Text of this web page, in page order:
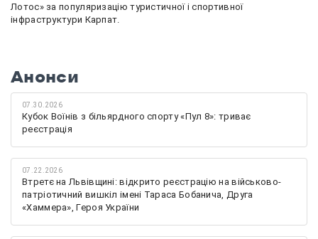
Лотос» за популяризацію туристичної і спортивної
інфраструктури Карпат.
Анонси
07.30.2026
Кубок Воїнів з більярдного спорту «Пул 8»: триває
реєстрація
07.22.2026
Втретє на Львівщині: відкрито реєстрацію на військово-
патріотичний вишкіл імені Тараса Бобанича, Друга
«Хаммера», Героя України